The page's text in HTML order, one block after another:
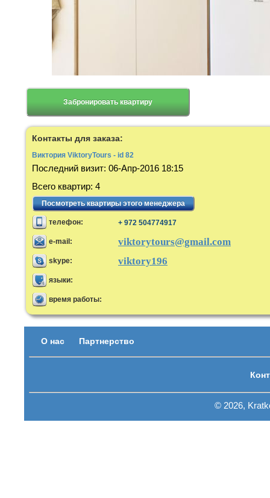
Забронировать квартиру
Контакты для заказа:
Виктория ViktoryTours - id 82
Последний визит: 06-Апр-2016 18:15
Всего квартир: 4
Посмотреть квартиры этого менеджера
телефон: + 972 504774917
e-mail: viktorytours@gmail.com
skype: viktory196
языки:
время работы:
О нас Партнерство
© 2026,